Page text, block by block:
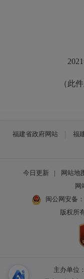
（此
福建省政府网站 福
今日更新 | 网站地
网
闽公网安备
版权所
主办单位